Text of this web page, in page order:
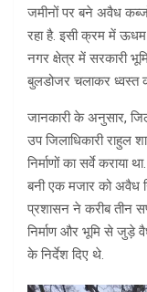
जमीनों पर बने अवैध
रहा है. इसी क्रम में
नगर क्षेत्र में सरकारी
बुलडोजर चलाकर ध्वस्त
जानकारी के अनुसार,
उप जिलाधिकारी राहुल
निर्माणों का सर्वे
बनी एक मजार को अवैध
प्रशासन ने करीब तीन
निर्माण और भूमि से जुड़े
के निर्देश दिए थे.